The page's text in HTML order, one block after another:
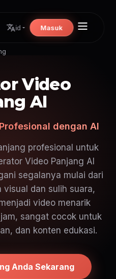
id Masuk
Video
AI
dengan AI
profesional untuk
Video Panjang AI
segalanya mulai dari
visual dan sulih suara,
video menarik
sangat cocok untuk
dan konten edukasi.
Anda Sekarang